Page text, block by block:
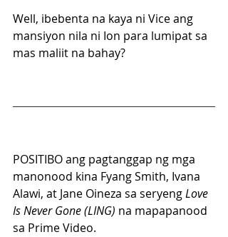
Well, ibebenta na kaya ni Vice ang
mansiyon nila ni Ion para lumipat sa
mas maliit na bahay?
POSITIBO ang pagtanggap ng mga
manonood kina Fyang Smith, Ivana
Alawi, at Jane Oineza sa seryeng Love
Is Never Gone (LING) na mapapanood
sa Prime Video.